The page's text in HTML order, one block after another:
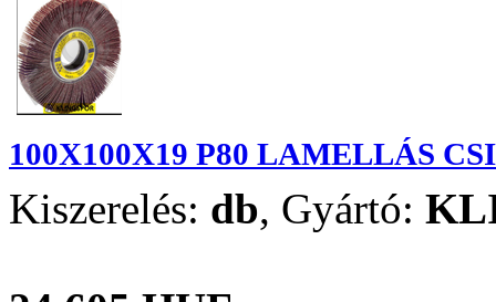
100X100X19 P80 LAMELLÁS
Kiszerelés: db, Gyártó: